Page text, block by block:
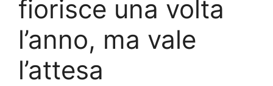
fiorisce una volta
l’anno, ma vale
l’attesa